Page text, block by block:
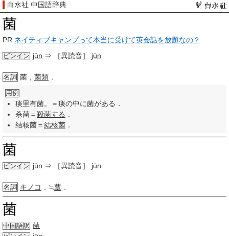
白水社 中国語辞典
菌
PR:ネイティブキャンプって本当に受けて英会話を放題なの？
ピンイン jūn ⇒ ［異読音］ jùn
名詞 菌， 菌類 ．
用例
痰里有菌。＝痰の中に菌がある．
杀菌＝殺菌する ．
结核菌＝結核菌 ．
菌
ピンイン jùn ⇒ ［異読音］ jūn
名詞 キノコ ．≒蕈 ．
菌
中国語訳 菌